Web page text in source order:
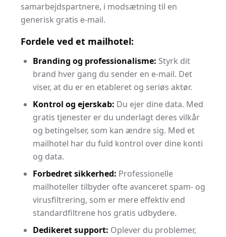
samarbejdspartnere, i modsætning til en
generisk gratis e-mail.
Fordele ved et mailhotel:
Branding og professionalisme: Styrk dit
brand hver gang du sender en e-mail. Det
viser, at du er en etableret og seriøs aktør.
Kontrol og ejerskab: Du ejer dine data. Med
gratis tjenester er du underlagt deres vilkår
og betingelser, som kan ændre sig. Med et
mailhotel har du fuld kontrol over dine konti
og data.
Forbedret sikkerhed: Professionelle
mailhoteller tilbyder ofte avanceret spam- og
virusfiltrering, som er mere effektiv end
standardfiltrene hos gratis udbydere.
Dedikeret support: Oplever du problemer,